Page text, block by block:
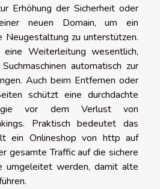
Erhöhung der Sicherheit oder
neuen Domain, um ein
Neugestaltung zu unterstützen.
Weiterleitung wesentlich,
automatisch zur
Auch beim Entfernen oder
schützt eine durchdachte
vor dem Verlust von
Praktisch bedeutet das
ein Onlineshop von http auf
gesamte Traffic auf die sichere
umgeleitet werden, damit alte